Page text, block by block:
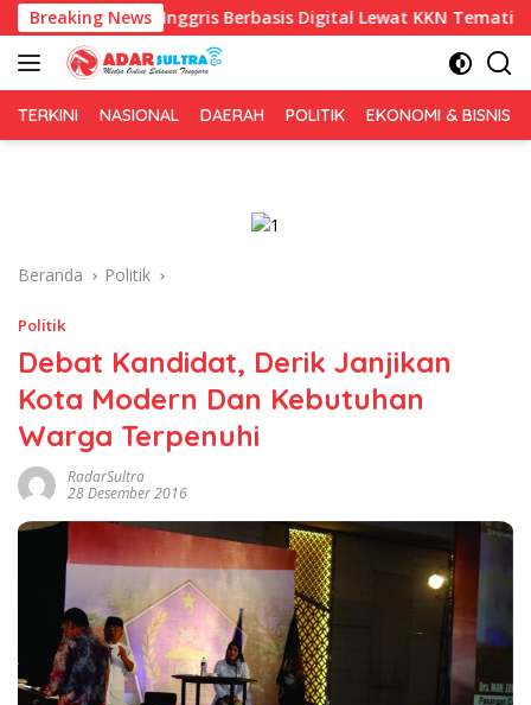
Langsung
ke
konten
Breaking News
Inggris Berbasis Digital Lewat KKN Tematik di Desa Alebo
TERKINI NASIONAL DAERAH POLITIK EKONOMI & BISNIS
Beranda Politik
Politik
Debat Kandidat, Derik Janjikan
Kota Modern Dan Kebutuhan
Warga Terpenuhi
RadarSultra
28 Desember 2016